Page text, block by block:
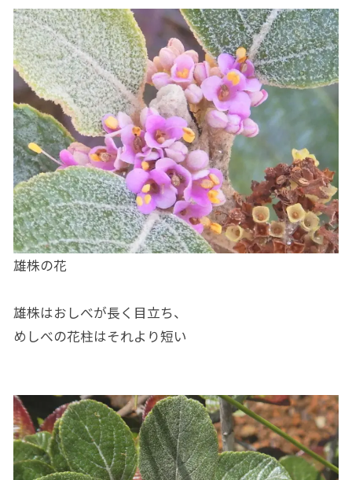
雄株の花
雄株はおしべが長く目立ち、
めしべの花柱はそれより短い